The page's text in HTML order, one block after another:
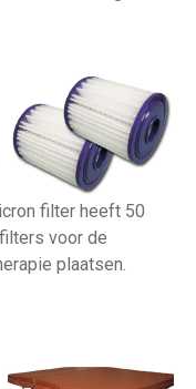
filter heeft 50
voor de
plaatsen.